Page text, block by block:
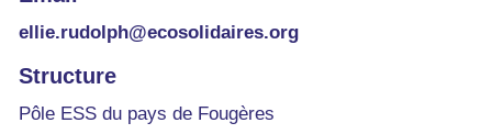
ellie.rudolph@ecosolidaires.org
Structure
Pôle ESS du pays de Fougères